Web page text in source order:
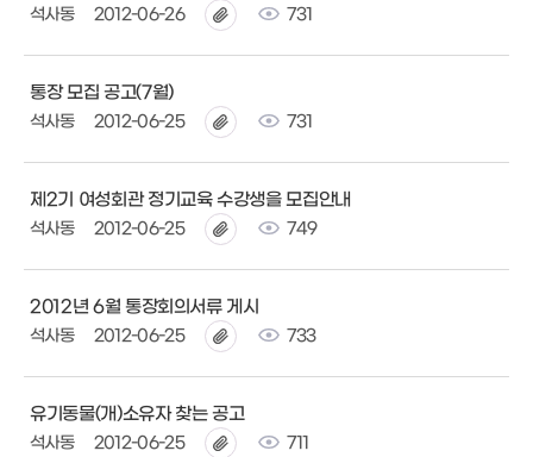
석사동 2012-06-26 731
통장 모집 공고(7월)
석사동 2012-06-25 731
제2기 여성회관 정기교육 수강생을 모집안내
석사동 2012-06-25 749
2012년 6월 통장회의서류 게시
석사동 2012-06-25 733
유기동물(개)소유자 찾는 공고
석사동 2012-06-25 711